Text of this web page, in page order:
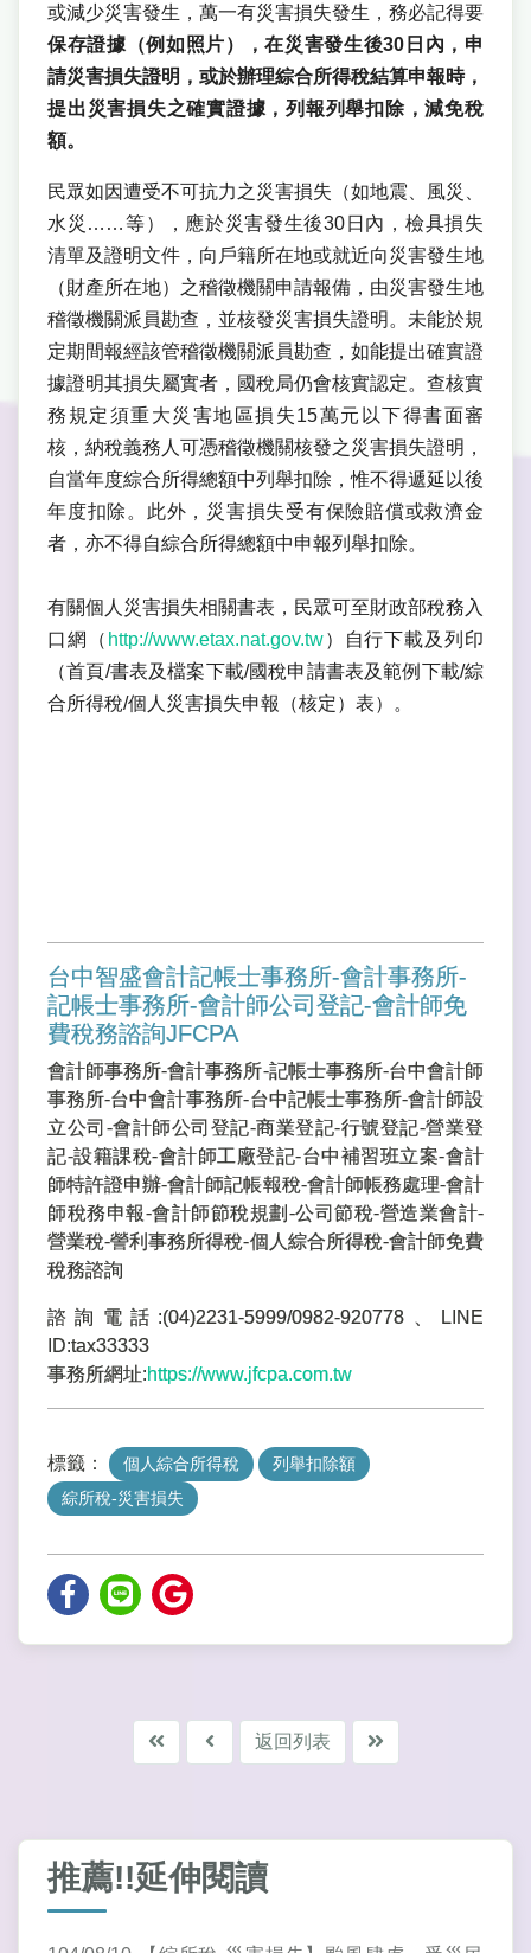
或減少災害發生，萬一有災害損失發生，務必記得要
保存證據（例如照片），在災害發生後30日內，申
請災害損失證明，或於辦理綜合所得稅結算申報時，
提出災害損失之確實證據，列報列舉扣除，減免稅
額。
民眾如因遭受不可抗力之災害損失（如地震、風災、
水災……等），應於災害發生後30日內，檢具損失
清單及證明文件，向戶籍所在地或就近向災害發生地
（財產所在地）之稽徵機關申請報備，由災害發生地
稽徵機關派員勘查，並核發災害損失證明。未能於規
定期間報經該管稽徵機關派員勘查，如能提出確實證
據證明其損失屬實者，國稅局仍會核實認定。查核實
務規定須重大災害地區損失15萬元以下得書面審
核，納稅義務人可憑稽徵機關核發之災害損失證明，
自當年度綜合所得總額中列舉扣除，惟不得遞延以後
年度扣除。此外，災害損失受有保險賠償或救濟金
者，亦不得自綜合所得總額中申報列舉扣除。
有關個人災害損失相關書表，民眾可至財政部稅務入
口網（ http://www.etax.nat.gov.tw）自行下載及列印
（首頁/書表及檔案下載/國稅申請書表及範例下載/綜
合所得稅/個人災害損失申報（核定）表）。
台中智盛會計記帳士事務所-會計事務所-
記帳士事務所-會計師公司登記-會計師免
費稅務諮詢JFCPA
會計師事務所-會計事務所-記帳士事務所-台中會計師
事務所-台中會計事務所-台中記帳士事務所-會計師設
立公司-會計師公司登記-商業登記-行號登記-營業登
記-設籍課稅-會計師工廠登記-台中補習班立案-會計
師特許證申辦-會計師記帳報稅-會計師帳務處理-會計
師稅務申報-會計師節稅規劃-公司節稅-營造業會計-
營業稅-謍利事務所得稅-個人綜合所得稅-會計師免費
稅務諮詢
諮詢電話:(04)2231-5999/0982-920778、LINE
ID:tax33333
事務所網址:https://www.jfcpa.com.tw
標籤： 個人綜合所得稅
列舉扣除額
綜所稅-災害損失
返回列表
推薦!!延伸閱讀